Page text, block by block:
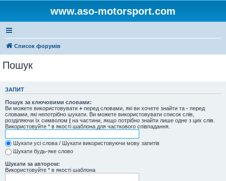
www.aso-motorsport.com
Список форумів
Пошук
ЗАПИТ
Пошук за ключовими словами:
Ви можете використовувати + перед словами, які ви хочете знайти та - перед
словами, які непотрібно шукати. Ви можете використовувати список слів,
розділяючи їх символом | на частини, якщо потрібно знайти лише одне з цих слів.
Використовуйте * в якості шаблона для часткового співпадання.
Шукати усі слова / Шукати використовуючи мову запитів
Шукати будь-яке слово
Шукати за автором:
Використовуйте * в якості шаблона